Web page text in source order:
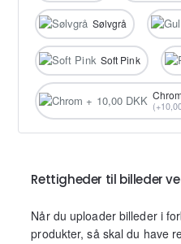
Sølvgrå
Soft Pink
Chrom
Rettigheder til billeder
Når du uploader billeder i
produkter, så skal du have